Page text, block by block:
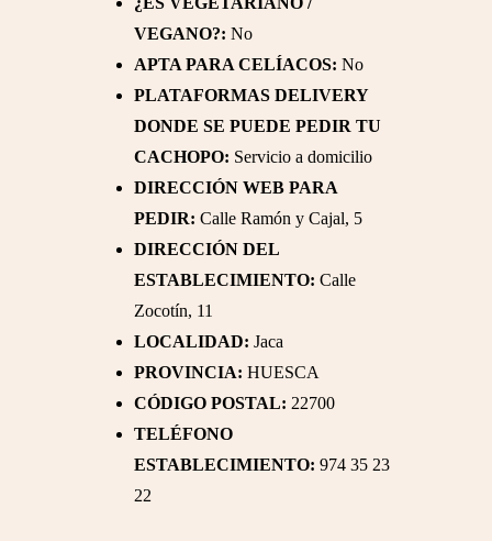
VEGANO?: No
APTA PARA CELÍACOS: No
PLATAFORMAS DELIVERY
DONDE SE PUEDE PEDIR TU
CACHOPO: Servicio a domicilio
DIRECCIÓN WEB PARA
PEDIR: Calle Ramón y Cajal, 5
DIRECCIÓN DEL
ESTABLECIMIENTO: Calle
Zocotín, 11
LOCALIDAD: Jaca
PROVINCIA: HUESCA
CÓDIGO POSTAL: 22700
TELÉFONO
ESTABLECIMIENTO: 974 35 23
22